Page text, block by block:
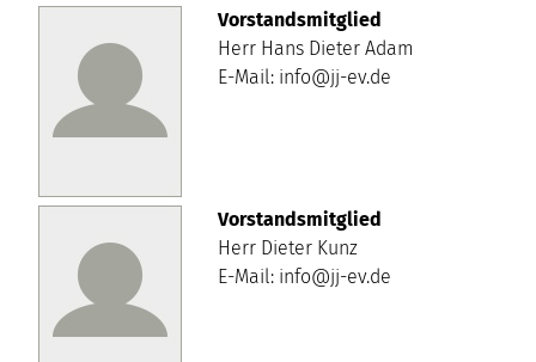
Vorstandsmitglied
Herr Hans Dieter Adam
E-Mail: info@jj-ev.de
Vorstandsmitglied
Herr Dieter Kunz
E-Mail: info@jj-ev.de